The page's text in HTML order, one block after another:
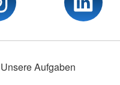
Unsere Aufgaben